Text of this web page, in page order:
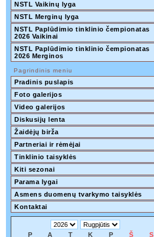
NSTL Vaikinų lyga
NSTL Merginų lyga
NSTL Paplūdimio tinklinio čempionatas
2026 Vaikinai
NSTL Paplūdimio tinklinio čempionatas
2026 Merginos
Pagrindinis meniu
Pradinis puslapis
Foto galerijos
Video galerijos
Diskusijų lenta
Žaidėjų birža
Partneriai ir rėmėjai
Tinklinio taisyklės
Kiti sezonai
Parama lygai
Asmens duomenų tvarkymo taisyklės
Kontaktai
P A T K P Š
S